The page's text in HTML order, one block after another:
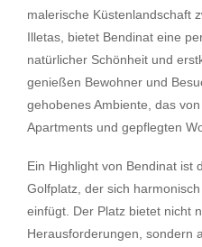
malerische Küstenlandschaft
Illetas, bietet Bendinat eine
natürlicher Schönheit und
genießen Bewohner und
gehobenes Ambiente, das
Apartments und gepflegten
Ein Highlight von Bendinat ist
Golfplatz, der sich
einfügt. Der Platz bietet nicht
Herausforderungen, sondern